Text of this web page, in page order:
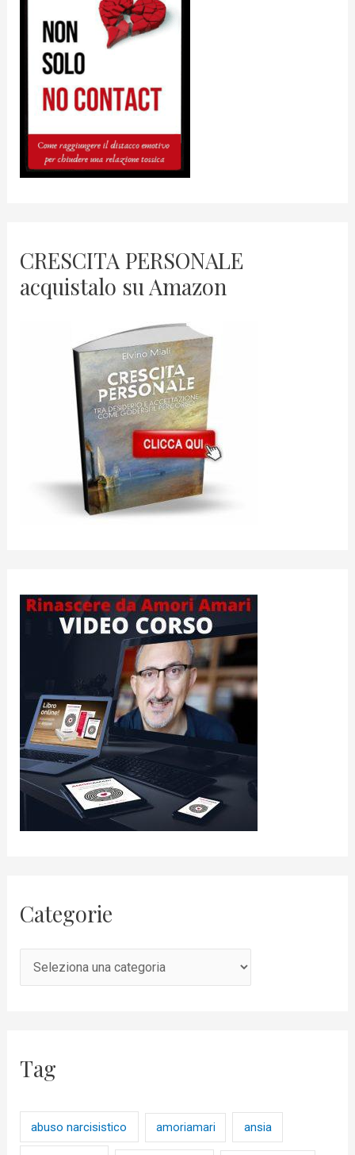
CRESCITA PERSONALE
acquistalo su Amazon
Categorie
Tag
abuso narcisistico amoriamari ansia